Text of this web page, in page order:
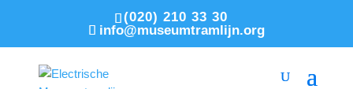
(020) 210 33 30
info@museumtramlijn.org